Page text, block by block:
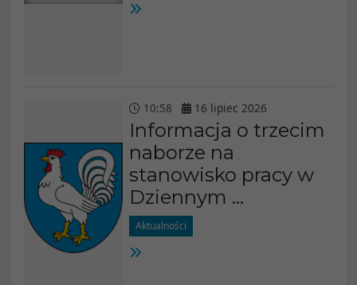
10:58 16 lipiec 2026
Informacja o trzecim
naborze na
stanowisko pracy w
Dziennym ...
Aktualności